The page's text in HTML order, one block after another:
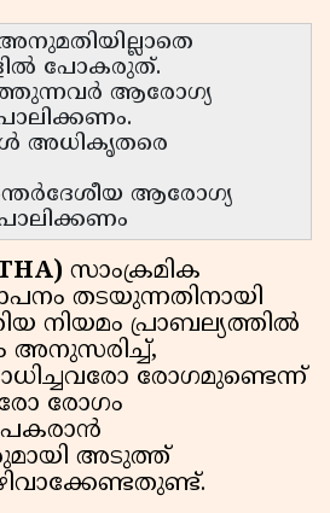
പോകരുത്.
ആരോഗ്യ
അധികൃതരെ
ആരോഗ്യ
സാംക്രമിക
തടയുന്നതിനായി
നിയമം പ്രാബല്യത്തിൽ
അനുസരിച്ച്,
രോഗമുണ്ടെന്ന്
രോഗം
പകരാൻ
അടുത്ത്